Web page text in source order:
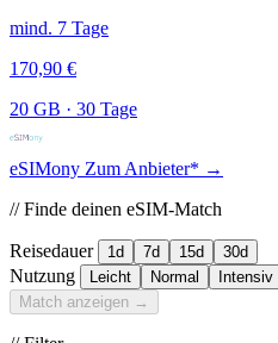
mind. 7 Tage
170,90 €
20 GB · 30 Tage
eSIMony Zum Anbieter* →
// Finde deinen eSIM-Match
Reisedauer 1d 7d 15d 30d
Nutzung Leicht Normal
Intensiv
Match anzeigen →